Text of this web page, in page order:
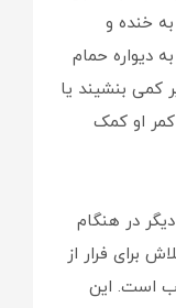
خنده و
دیواره حمام
کمی بنشیند یا
او کمک
در هنگام
برای فرار از
است. این